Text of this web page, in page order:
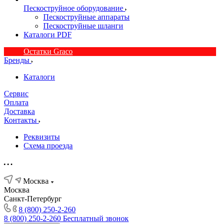
Пескоструйное оборудование
Пескоструйные аппараты
Пескоструйные шланги
Каталоги PDF
Остатки Graco
Бренды
Каталоги
Сервис
Оплата
Доставка
Контакты
Реквизиты
Схема проезда
Москва
Москва
Санкт-Петербург
8 (800) 250-2-260
8 (800) 250-2-260 Бесплатный звонок